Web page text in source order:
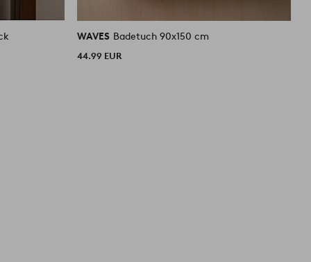
WAVES Badetuch 90x150 cm
44.99 EUR